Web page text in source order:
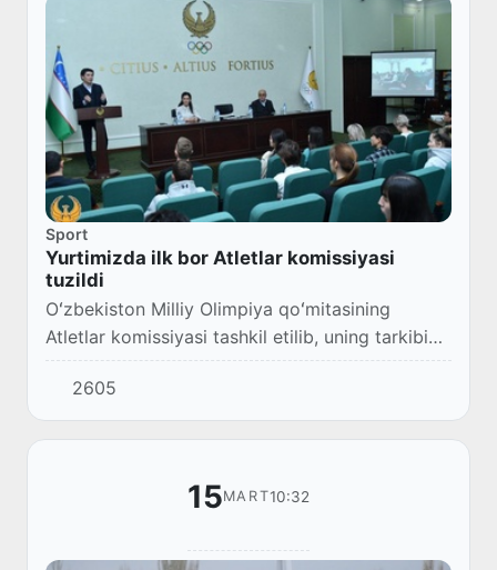
Sport
Yurtimizda ilk bor Atletlar komissiyasi
tuzildi
Oʻzbekiston Milliy Olimpiya qoʻmitasining
Atletlar komissiyasi tashkil etilib, uning tarkibi
shakllantirildi.
2605
15MART10:32